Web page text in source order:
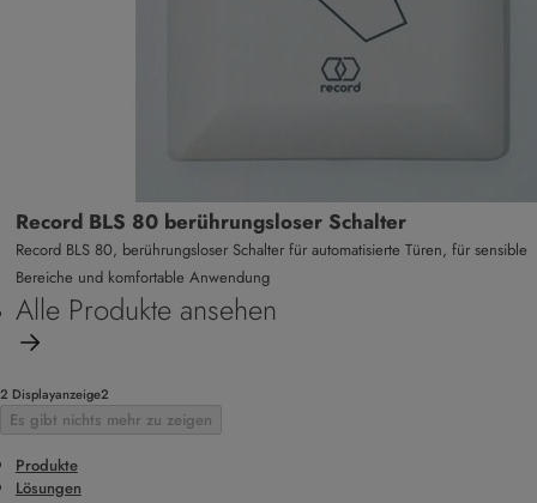
Record BLS 80 berührungsloser Schalter
Record BLS 80, berührungsloser Schalter für automatisierte Türen, für sensible
Bereiche und komfortable Anwendung
Alle Produkte ansehen
2 Displayanzeige2
Es gibt nichts mehr zu zeigen
Produkte
Lösungen